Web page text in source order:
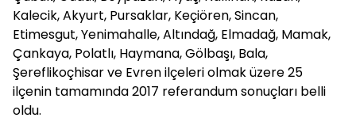
Kalecik, Akyurt, Pursaklar, Keçiören, Sincan,
Etimesgut, Yenimahalle, Altındağ, Elmadağ, Mamak,
Çankaya, Polatlı, Haymana, Gölbaşı, Bala,
Şereflikoçhisar ve Evren ilçeleri olmak üzere 25
ilçenin tamamında 2017 referandum sonuçları belli
oldu.